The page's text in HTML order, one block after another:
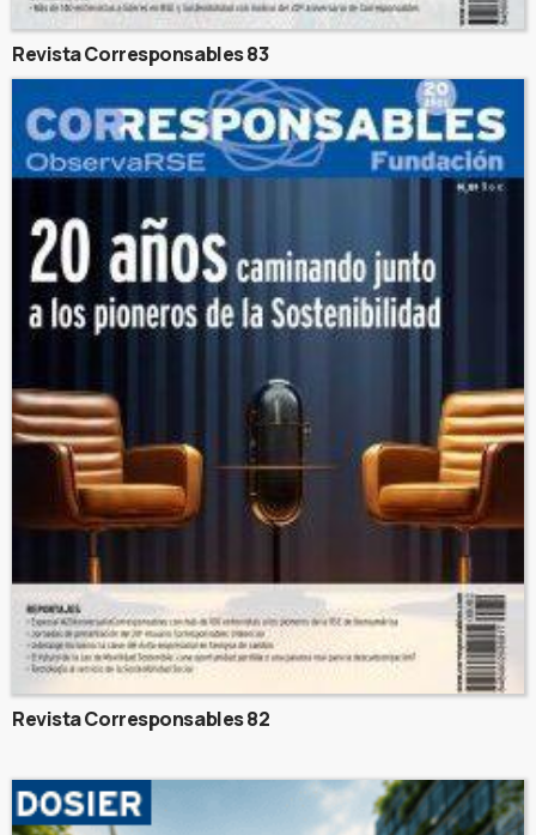
Revista Corresponsables 83
Revista Corresponsables 82